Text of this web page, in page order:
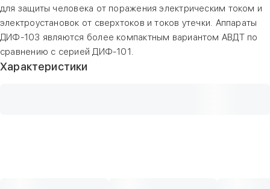
для защиты человека от поражения электрическим током и
электроустановок от сверхтоков и токов утечки. Аппараты
ДИФ-103 являются более компактным вариантом АВДТ по
сравнению с серией ДИФ-101.
Характеристики